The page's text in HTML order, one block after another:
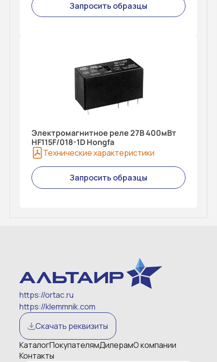
Запросить образцы
Электромагнитное реле 27В 400мВт
HF115F/018-1D Hongfa
Технические характеристики
Запросить образцы
https://ortac.ru
https://klemmnik.com
Скачать реквизиты
КаталогПокупателямДилерамО компании
Контакты